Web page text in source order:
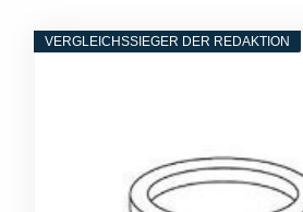
VERGLEICHSSIEGER DER REDAKTION